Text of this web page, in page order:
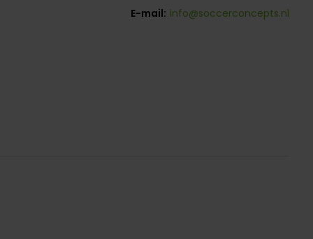
E-mail: info@soccerconcepts.nl